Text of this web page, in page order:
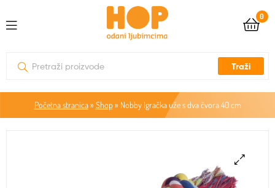
0
Traži
Početna stranica» Shop» Nobby Igračka uže s dva čvora 40 cm
🔍